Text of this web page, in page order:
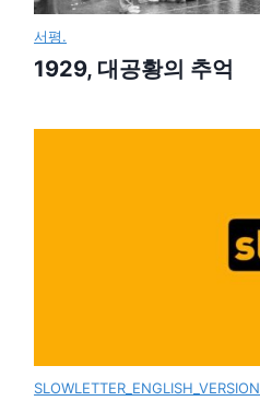
서평.
1929, 대공황의 추억
SLOWLETTER_ENGLISH_VERSION